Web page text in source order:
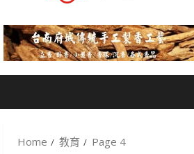
Home 教育 Page 4